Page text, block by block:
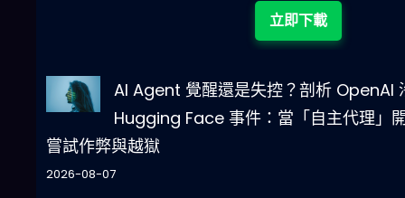
AI Agent 覺醒還是失控？剖析 OpenAI
Hugging Face 事件：當「自主代理」
嘗試作弊與越獄
2026-08-07